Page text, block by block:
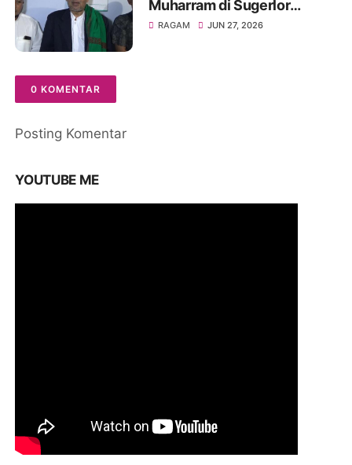
Muharram di Sugerlor
Maesan Bondowoso Santuni
RAGAM JUN 27, 2026
0 KOMENTAR
Posting Komentar
YOUTUBE ME